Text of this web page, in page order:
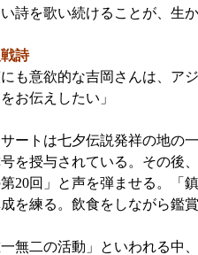
詩を歌い続けることが、生
詩
も意欲的な吉岡さんは、ア
お伝えしたい」
ートは七夕伝説発祥の地の
を授与されている。その後
20回」と声を弾ませる。「
を練る。飲食をしながら鑑
無二の活動」といわれる中